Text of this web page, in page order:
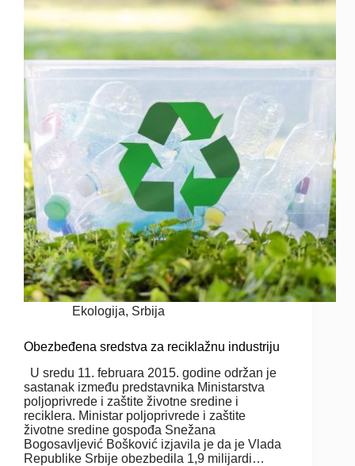
Ekologija, Srbija
Obezbeđena sredstva za reciklažnu industriju
U sredu 11. februara 2015. godine održan je
sastanak između predstavnika Ministarstva
poljoprivrede i zaštite životne sredine i
reciklera. Ministar poljoprivrede i zaštite
životne sredine gospođa Snežana
Bogosavljević Bošković izjavila je da je Vlada
Republike Srbije obezbedila 1,9 milijardi…